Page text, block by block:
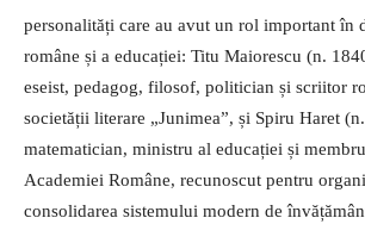
personalități care au avut un rol important în
române și a educației: Titu Maiorescu (n.
eseist, pedagog, filosof, politician și scriitor
societății literare „Junimea”, și Spiru Haret
matematician, ministru al educației și
Academiei Române, recunoscut pentru
consolidarea sistemului modern de